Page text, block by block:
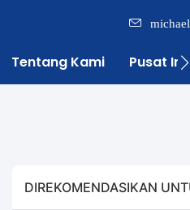
Tentang Kami Pusat
DIREKOMENDASIKAN